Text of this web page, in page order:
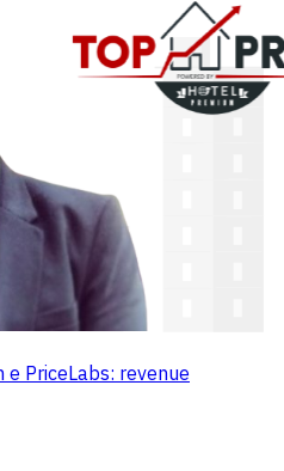
PriceLabs: revenue